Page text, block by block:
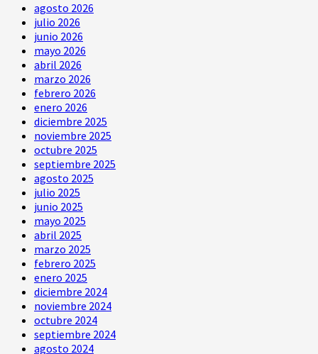
agosto 2026
julio 2026
junio 2026
mayo 2026
abril 2026
marzo 2026
febrero 2026
enero 2026
diciembre 2025
noviembre 2025
octubre 2025
septiembre 2025
agosto 2025
julio 2025
junio 2025
mayo 2025
abril 2025
marzo 2025
febrero 2025
enero 2025
diciembre 2024
noviembre 2024
octubre 2024
septiembre 2024
agosto 2024